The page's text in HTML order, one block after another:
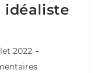
idéaliste
2022